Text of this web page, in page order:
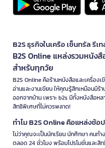
B2S ธุรกิจในเครือ เซ็นทรัล รี
B2S Online แหล่งรวมหนังสื
สำหรับทุกวัย
B2S Online คือร้านหนังสือและเครื่อง
อ่านและงานเขียน ให้คุณรู้สึกเหมือนมีร้
ออกจากบ้าน เพราะ b2s มีทั้งหนังสือ
สิทธิพิเศษที่ไม่ควรพลาด!
ทำไม B2S Online คือแหล่งช้
ไม่ว่าคุณจะเป็นนักเรียน นักศึกษา คนท
ตลอด 24 ชั่วโมง พร้อมโปรโมชั่นและสิ